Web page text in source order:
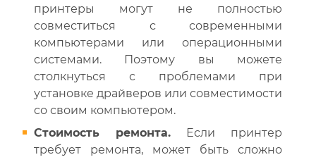
принтеры могут не полностью
совместиться с современными
компьютерами или операционными
системами. Поэтому вы можете
столкнуться с проблемами при
установке драйверов или совместимости
со своим компьютером.
Стоимость ремонта.
Если принтер
требует ремонта, может быть сложно